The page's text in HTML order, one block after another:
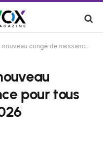
de naissance pour tous les parents dès 2026
pour tous